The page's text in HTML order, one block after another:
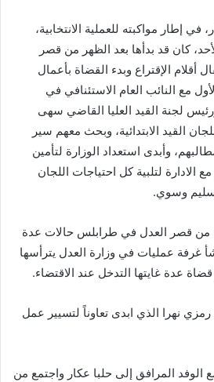
إطار مواكبته للعملية الانتخابية،
كان قد بدأها بعد الظهر من قصر
الإقتراع وبدء القضاة بأعمال
مع النائب العام الاستئنافي في
لجنة القيد العليا القاضي سهى
القيد الابتدائية، وبحث معهم سير
وأبدى استعداد الوزارة لتأمين
الادارة لتلبية كل احتياجات اللجان
سليم وسوي.
من قصر العدل في طرابلس حالات عدة
غرفة عمليات في وزارة العدل يترأسها
عدة غايتها التدخل عند الاقتضاء.
نهرا الذي ابدى تعاوناً لتسيير عمل
الوفد المرافق إلى حلبا عكار واجتمع من